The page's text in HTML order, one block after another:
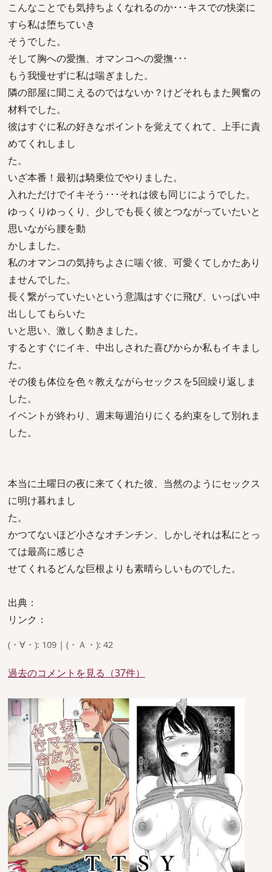
こんなことでも気持ちよくなれるのか･･･キスでの快楽に
すら私は堕ちていき
そうでした。
そして胸への愛撫、オマンコへの愛撫･･･
もう我慢せずに私は喘ぎました。
隣の部屋に聞こえるのではないか？けどそれもまた興奮の
材料でした。
彼はすぐに私の好きなポイントを覚えてくれて、上手に責
めてくれしまし
た。
いざ本番！最初は騎乗位でやりました。
入れただけでイキそう･･･それは彼も同じにようでした。
ゆっくりゆっくり、少しでも長く彼とつながっていたいと
思いながら腰を動
かしました。
私のオマンコの気持ちよさに喘ぐ彼、可愛くてしかたあり
ませんでした。
長く繋がっていたいという意識はすぐに飛び、いっぱい中
出ししてもらいた
いと思い、激しく動きました。
するとすぐにイキ、中出しされた喜びからか私もイキまし
た。
その後も体位を色々教えながらセックスを5回繰り返しま
した。
イベントが終わり、週末毎週泊りにくる約束をして別れま
した。
本当に土曜日の夜に来てくれた彼、当然のようにセックス
に明け暮れまし
た。
かつてないほど小さなオチンチン、しかしそれは私にとっ
ては最高に感じさ
せてくれるどんな巨根よりも素晴らしいものでした。
出典：
リンク：
(・∀・): 109 | (・Ａ・): 42
過去のコメントを見る（37件）